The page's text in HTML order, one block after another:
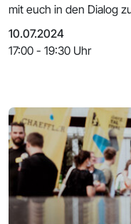
mit euch in den Dialog
10.07.2024
17:00 - 19:30 Uhr